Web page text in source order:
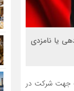
یا نامزدی
جهت شرکت در